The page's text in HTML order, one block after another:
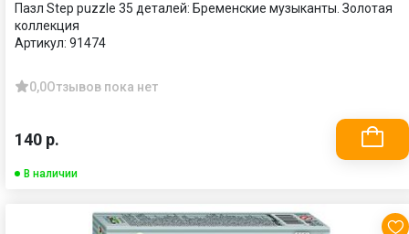
Пазл Step puzzle 35 деталей: Бременские музыканты. Золотая
коллекция
Артикул: 91474
0,0Отзывов пока нет
140 р.
В наличии